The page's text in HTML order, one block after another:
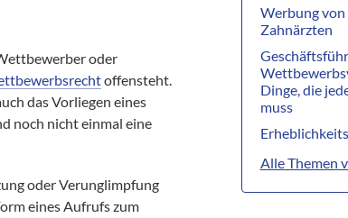
oder
offensteht.
das Vorliegen eines
noch nicht einmal eine
oder Verunglimpfung
eines Aufrufs zum
Werbung
Zahnärzten
Dinge, die
muss
Alle Themen